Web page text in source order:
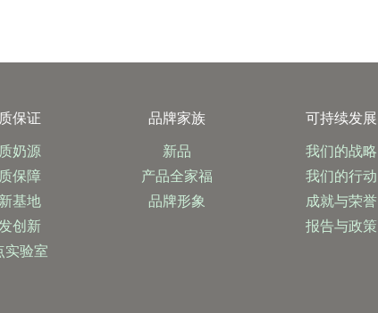
保证
奶源
保障
基地
创新
实验室
品牌家族
新品
产品全家福
品牌形象
可持续发展
我们的战略
我们的行动
成就与荣誉
报告与政策